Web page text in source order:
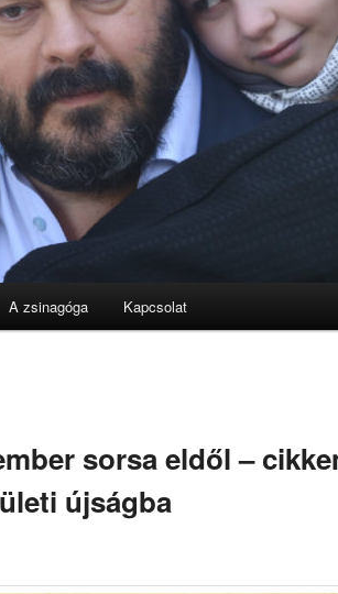
A zsinagóga Kapcsolat
sorsa eldől –
újságba